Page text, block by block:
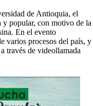
de Antioquia, el
y popular, con motivo de la
En el evento
varios procesos del país, y
través de videollamada